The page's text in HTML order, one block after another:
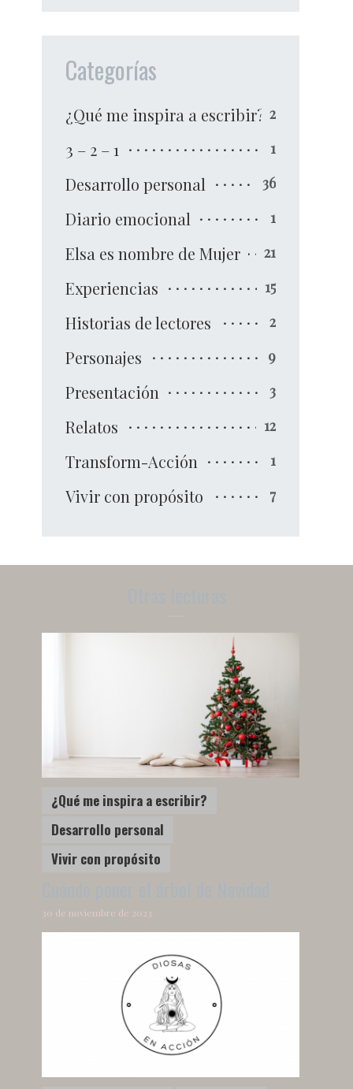
Categorías
¿Qué me inspira a escribir? 2
3 – 2 – 1 1
Desarrollo personal 36
Diario emocional 1
Elsa es nombre de Mujer 21
Experiencias 15
Historias de lectores 2
Personajes 9
Presentación 3
Relatos 12
Transform-Acción 1
Vivir con propósito 7
¿Qué me inspira a escribir?
Desarrollo personal
Vivir con propósito
30 de noviembre de 2023